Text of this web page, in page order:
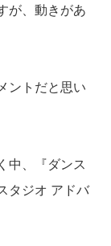
が、動きがあ
ントだと思い
中、『ダンス
タジオ アドバ